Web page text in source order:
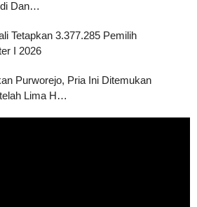
Dan…
Tetapkan 3.377.285 Pemilih
I 2026
Purworejo, Pria Ini Ditemukan
Lima H…